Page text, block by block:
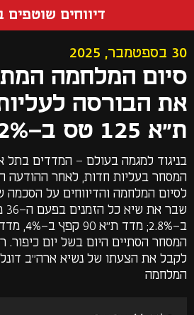
דיווחים שוטפים
סיום המלחמה
את הבורסה
ת״א 125 טס ב-3.2%
בניגוד למגמה בעולם - המדדים בתל
המסחר בעליות חדות, לאחר ההודעה
לקבל את הצעתו של נשיא ארה"ב
המלחמה
30 בספטמבר, 2025